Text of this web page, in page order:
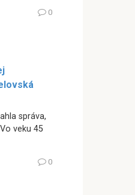
0
správa,
veku 45
0